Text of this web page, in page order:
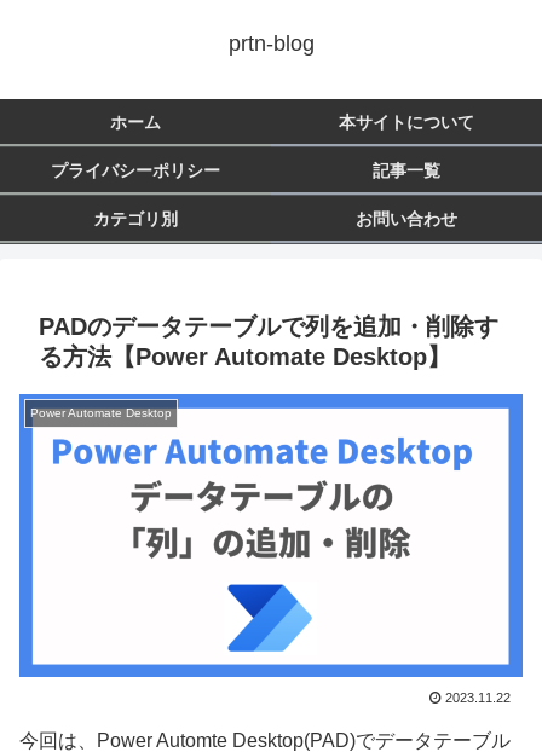
prtn-blog
ホーム 本サイトについて
プライバシーポリシー 記事一覧
カテゴリ別 お問い合わせ
PADのデータテーブルで列を追加・削除す
る方法【Power Automate Desktop】
Power Automate Desktop
2023.11.22
今回は、Power Automte Desktop(PAD)でデータテーブル